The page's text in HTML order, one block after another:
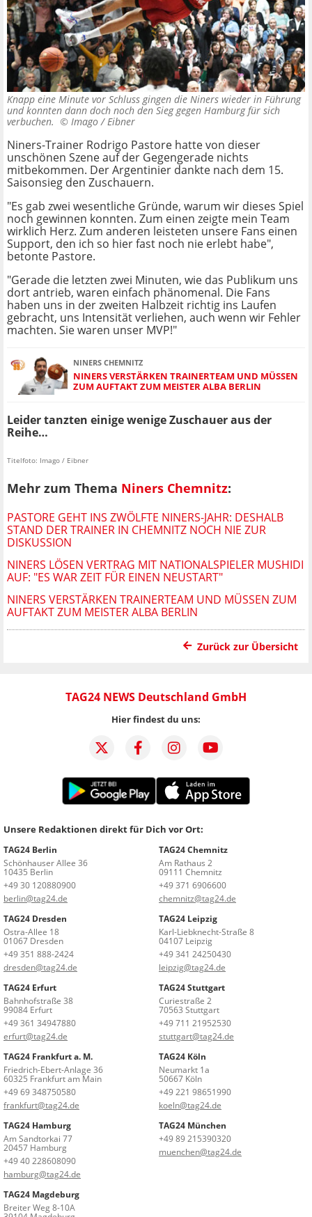
Knapp eine Minute vor Schluss gingen die Niners wieder in Führung
und konnten dann doch noch den Sieg gegen Hamburg für sich
verbuchen. © Imago / Eibner
Niners-Trainer Rodrigo Pastore hatte von dieser
unschönen Szene auf der Gegengerade nichts
mitbekommen. Der Argentinier dankte nach dem 15.
Saisonsieg den Zuschauern.
"Es gab zwei wesentliche Gründe, warum wir dieses Spiel
noch gewinnen konnten. Zum einen zeigte mein Team
wirklich Herz. Zum anderen leisteten unsere Fans einen
Support, den ich so hier fast noch nie erlebt habe",
betonte Pastore.
"Gerade die letzten zwei Minuten, wie das Publikum uns
dort antrieb, waren einfach phänomenal. Die Fans
haben uns in der zweiten Halbzeit richtig ins Laufen
gebracht, uns Intensität verliehen, auch wenn wir Fehler
machten. Sie waren unser MVP!"
NINERS CHEMNITZ
NINERS VERSTÄRKEN TRAINERTEAM UND MÜSSEN
ZUM AUFTAKT ZUM MEISTER ALBA BERLIN
Leider tanzten einige wenige Zuschauer aus der
Reihe…
Titelfoto: Imago / Eibner
Mehr zum Thema Niners Chemnitz:
PASTORE GEHT INS ZWÖLFTE NINERS-JAHR: DESHALB
STAND DER TRAINER IN CHEMNITZ NOCH NIE ZUR
DISKUSSION
NINERS LÖSEN VERTRAG MIT NATIONALSPIELER MUSHIDI
AUF: "ES WAR ZEIT FÜR EINEN NEUSTART"
NINERS VERSTÄRKEN TRAINERTEAM UND MÜSSEN ZUM
AUFTAKT ZUM MEISTER ALBA BERLIN
Zurück zur Übersicht
TAG24 NEWS Deutschland GmbH
Hier findest du uns:
Unsere Redaktionen direkt für Dich vor Ort:
TAG24 Berlin
Schönhauser Allee 36
10435 Berlin
+49 30 120880900
berlin@tag24.de
TAG24 Chemnitz
Am Rathaus 2
09111 Chemnitz
+49 371 6906600
chemnitz@tag24.de
TAG24 Dresden
Ostra-Allee 18
01067 Dresden
+49 351 888-2424
dresden@tag24.de
TAG24 Leipzig
Karl-Liebknecht-Straße 8
04107 Leipzig
+49 341 24250430
leipzig@tag24.de
TAG24 Erfurt
Bahnhofstraße 38
99084 Erfurt
+49 361 34947880
erfurt@tag24.de
TAG24 Stuttgart
Curiestraße 2
70563 Stuttgart
+49 711 21952530
stuttgart@tag24.de
TAG24 Frankfurt a. M.
Friedrich-Ebert-Anlage 36
60325 Frankfurt am Main
+49 69 348750580
frankfurt@tag24.de
TAG24 Köln
Neumarkt 1a
50667 Köln
+49 221 98651990
koeln@tag24.de
TAG24 Hamburg
Am Sandtorkai 77
20457 Hamburg
+49 40 228608090
hamburg@tag24.de
TAG24 München
+49 89 215390320
muenchen@tag24.de
TAG24 Magdeburg
Breiter Weg 8-10A